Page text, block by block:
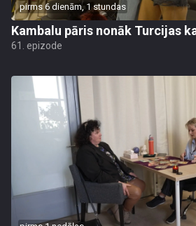
pirms 6 dienām, 1 stundas
Kambalu pāris nonāk Turcijas
61. epizode